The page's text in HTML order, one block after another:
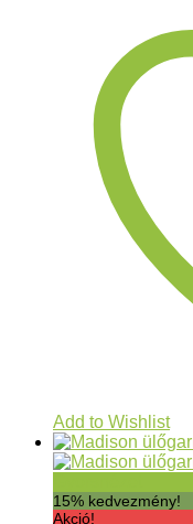
Add to Wishlist
15% kedvezmény!
Akció!